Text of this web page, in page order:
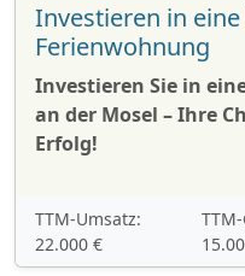
Investieren in
Ferienwohnung
Investieren Sie in
an der Mosel – Ihre
Erfolg!
TTM-Umsatz:
22.000 €